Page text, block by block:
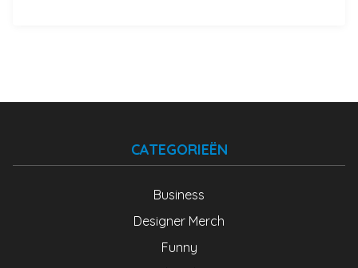
CATEGORIEËN
Business
Designer Merch
Funny